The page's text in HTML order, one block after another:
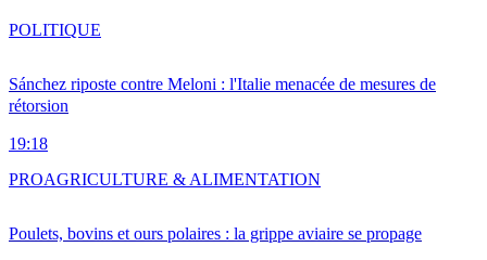
Sánchez riposte contre Meloni : l'Italie menacée de mesures de
rétorsion
19:18
POLITIQUE
Poulets, bovins et ours polaires : la grippe aviaire se propage
PROAGRICULTURE & ALIMENTATION